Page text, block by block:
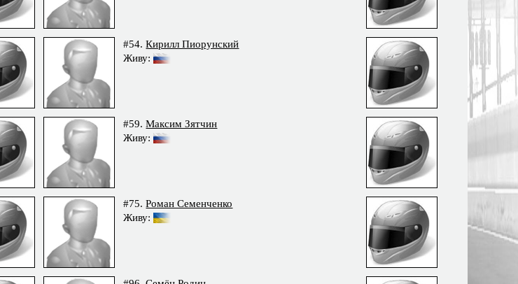
#54.Кирилл Пиорунский
Живу:
#59.Максим Зятчин
Живу:
#75.Роман Семенченко
Живу: